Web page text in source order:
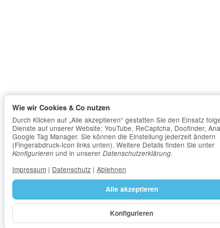
Alle akzeptieren
Konfigurieren
Wie wir Cookies & Co nutzen
Durch Klicken auf „Alle akzeptieren“ gestatten Sie den Einsatz
Dienste auf unserer Website: YouTube, ReCaptcha, Doofinder,
Google Tag Manager. Sie können die Einstellung jederzeit ändern
(Fingerabdruck-Icon links unten). Weitere Details finden Sie unter
Konfigurieren und in unserer Datenschutzerklärung.
Impressum | Datenschutz | Ablehnen